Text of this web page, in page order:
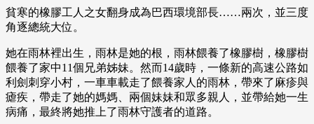
貧寒的橡膠工人之女翻身成為巴西環境部長……兩次，並三度
角逐總統大位。
她在雨林裡出生，雨林是她的根，雨林餵養了橡膠樹，橡膠樹
餵養了家中11個兄弟姊妹。然而14歲時，一條新的高速公路如
利劍刺穿小村，一車車載走了餵養家人的雨林，帶來了麻疹與
瘧疾，帶走了她的媽媽、兩個妹妹和眾多親人，並帶給她一生
病痛，最終將她推上了雨林守護者的道路。